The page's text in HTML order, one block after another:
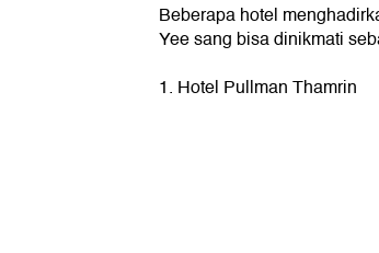
Beberapa hotel
Yee sang bisa dinikmati
1. Hotel Pullman Thamrin